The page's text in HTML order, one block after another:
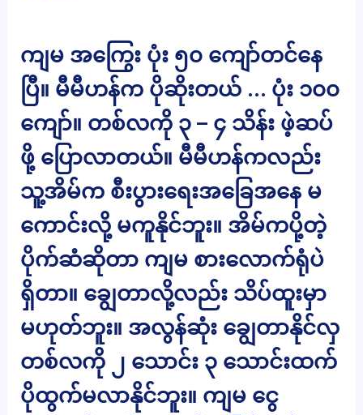
ကျမ အကြွေး ပုံး ၅၀ ကျော်တင်နေ
ပြီ။ မီမီဟန်က ပိုဆိုးတယ် … ပုံး ၁၀၀
ကျော်။ တစ်လကို ၃ – ၄ သိန်း ဖဲ့ဆပ်
ဖို့ ပြောလာတယ်။ မီမီဟန်ကလည်း
သူ့အိမ်က စီးပွားရေးအခြေအနေ မ
ကောင်းလို့ မကူနိုင်ဘူး။ အိမ်ကပို့တဲ့
ပိုက်ဆံဆိုတာ ကျမ စားလောက်ရုံပဲ
ရှိတာ။ ချွေတာလို့လည်း သိပ်ထူးမှာ
မဟုတ်ဘူး။ အလွန်ဆုံး ချွေတာနိုင်လှ
တစ်လကို ၂ သောင်း ၃ သောင်းထက်
ပိုထွက်မလာနိုင်ဘူး။ ကျမ ငွေ